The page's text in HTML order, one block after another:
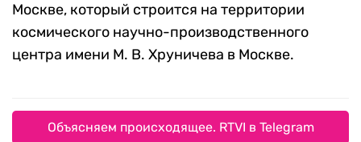
Москве, который строится на территории
космического научно-производственного
центра имени М. В. Хруничева в Москве.
Объясняем происходящее. RTVI в Telegram